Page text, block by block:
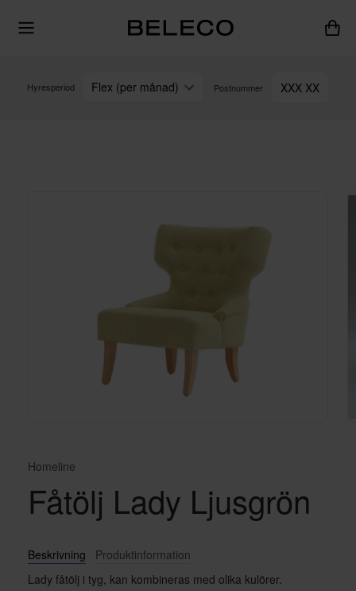
Hyresperiod Flex (per månad) Postnummer XXX XX
Homeline
Fåtölj Lady Ljusgrön
Beskrivning
Produktinformation
Lady fåtölj i tyg, kan kombineras med olika kulörer.